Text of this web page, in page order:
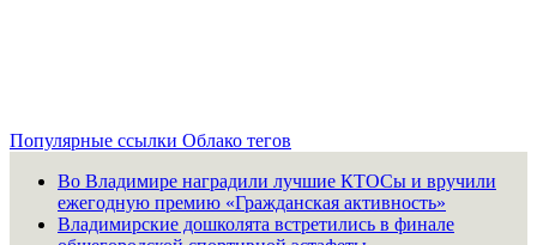
Популярные ссылки Облако тегов
Во Владимире наградили лучшие КТОСы и вручили
ежегодную премию «Гражданская активность»
Владимирские дошколята встретились в финале